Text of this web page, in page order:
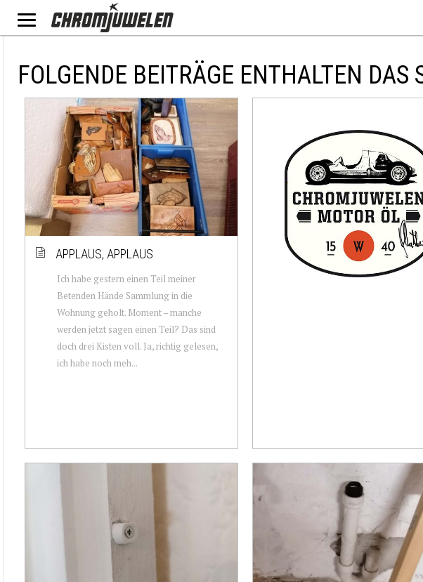
FOLGENDE BEITRÄGE ENTHALTEN
APPLAUS, APPLAUS
Ich habe gestern einen Teil meiner
Betenden Hände Sammlung in die
Wohnung geholt. Moment – manche
werden jetzt sagen einen Teil? Das sind
doch drei Kisten voll. Ja, richtig gelesen,
ich habe noch meh...